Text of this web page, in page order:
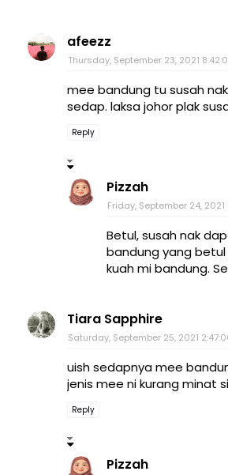
afeezz
Thursday, September 23, 2021
mee bandung tu susah
sedap. laksa johor plak
Reply
Pizzah
Friday, September 24, 2021
Betul, susah nak
bandung yang
kuah mi bandung.
Tiara Sapphire
Saturday, September 25, 2021
uish sedapnya mee
jenis mee ni kurang minat
Reply
Pizzah